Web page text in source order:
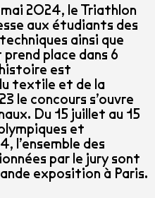
2024, le Triathlon
aux étudiants des
ainsi que
place dans 6
est
textile et de la
le concours s’ouvre
Du 15 juillet au 15
et
l’ensemble des
par le jury sont
exposition à Paris.